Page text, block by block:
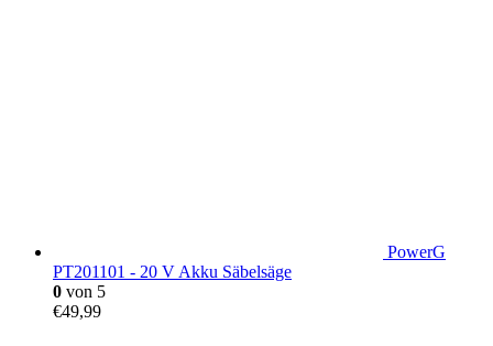
PowerG
PT201101 - 20 V Akku Säbelsäge
0 von 5
€49,99